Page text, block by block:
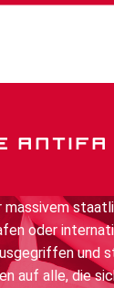
ANTIFA
oder
auf alle, die